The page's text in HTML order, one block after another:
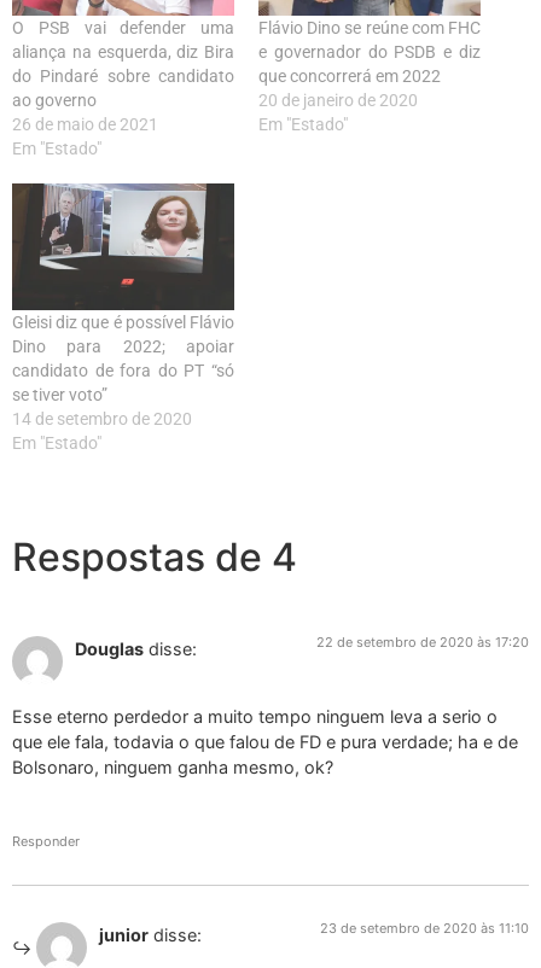
O PSB vai defender uma
aliança na esquerda, diz Bira
do Pindaré sobre candidato
ao governo
26 de maio de 2021
Em "Estado"
Flávio Dino se reúne com FHC
e governador do PSDB e diz
que concorrerá em 2022
20 de janeiro de 2020
Em "Estado"
Gleisi diz que é possível Flávio
Dino para 2022; apoiar
candidato de fora do PT “só
se tiver voto”
14 de setembro de 2020
Em "Estado"
Respostas de 4
Douglas disse: 22 de setembro de 2020 às 17:20
Esse eterno perdedor a muito tempo ninguem leva a serio o
que ele fala, todavia o que falou de FD e pura verdade; ha e de
Bolsonaro, ninguem ganha mesmo, ok?
Responder
junior disse: 23 de setembro de 2020 às 11:10